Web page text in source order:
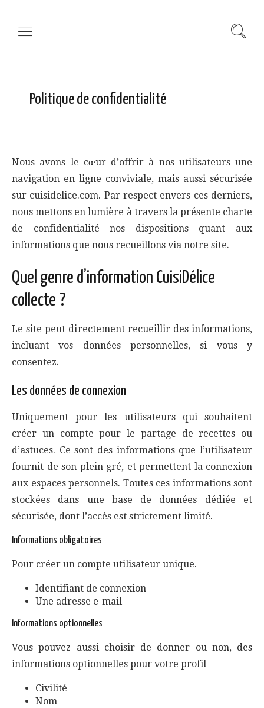
Politique de confidentialité
Nous avons le cœur d’offrir à nos utilisateurs une
navigation en ligne conviviale, mais aussi sécurisée
sur cuisidelice.com. Par respect envers ces derniers,
nous mettons en lumière à travers la présente charte
de confidentialité nos dispositions quant aux
informations que nous recueillons via notre site.
Quel genre d’information CuisiDélice
collecte ?
Le site peut directement recueillir des informations,
incluant vos données personnelles, si vous y
consentez.
Les données de connexion
Uniquement pour les utilisateurs qui souhaitent
créer un compte pour le partage de recettes ou
d’astuces. Ce sont des informations que l’utilisateur
fournit de son plein gré, et permettent la connexion
aux espaces personnels. Toutes ces informations sont
stockées dans une base de données dédiée et
sécurisée, dont l’accès est strictement limité.
Informations obligatoires
Pour créer un compte utilisateur unique.
Identifiant de connexion
Une adresse e-mail
Informations optionnelles
Vous pouvez aussi choisir de donner ou non, des
informations optionnelles pour votre profil
Civilité
Nom